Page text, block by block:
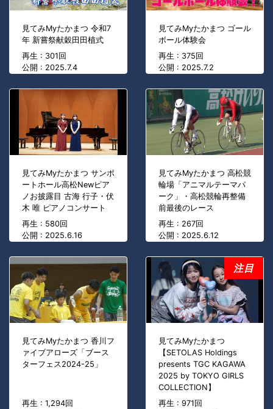
見てみMyたかまつ 令和7
年 新嘗祭献穀田田植式
再生 : 301回
公開 : 2025.7.4
見てみMyたかまつ ゴール
ボール体験会
再生 : 375回
公開 : 2025.7.2
見てみMyたかまつ サンポ
ートホール高松Newピア
ノお披露目 古海 行子・伏
木 唯 ピアノコンサート
再生 : 580回
公開 : 2025.6.16
見てみMyたかまつ 高松競
輪場「アニマルテーマパ
ーク」・高松競輪再整備
前最後のレース
再生 : 267回
公開 : 2025.6.12
見てみMyたかまつ 香川フ
ァイブアローズ「ブース
ターフェス2024-25」
再生 : 1,294回
見てみMyたかまつ
【SETOLAS Holdings
presents TGC KAGAWA
2025 by TOKYO GIRLS
COLLECTION】
再生 : 971回
注目